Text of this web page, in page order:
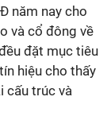
năm nay cho
và cổ đông về
đặt mục tiêu
hiệu cho thấy
cấu trúc và